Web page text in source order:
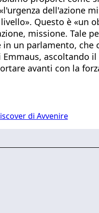
dell'azione
Questo è «un
missione. Tale
un parlamento,
ascoltando
avanti con la
di Avvenire